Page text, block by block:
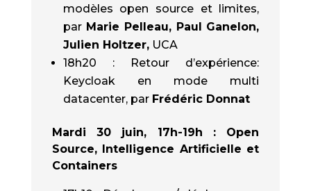
modèles open source et limites,
parMarie Pelleau, Paul Ganelon,
Julien Holtzer,UCA
18h20 : Retour d’expérience:
Keycloak en mode multi
datacenter, par Frédéric Donnat
Mardi 30 juin, 17h-19h : Open
Source, Intelligence Artificielle et
Containers